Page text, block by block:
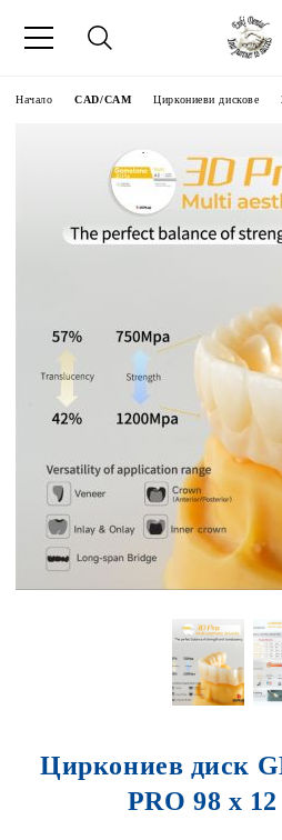
Начало CAD/CAM Циркониеви дискове
Циркониев диск
PRO 98 x